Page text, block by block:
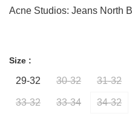
Acne Studios: Jeans North
Size :
29-32 30-32 31-32
33-32 33-34 34-32